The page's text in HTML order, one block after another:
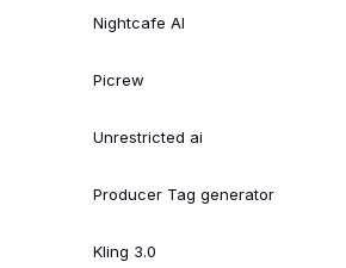
Nightcafe AI
Picrew
Unrestricted ai
Producer Tag generator
Kling 3.0